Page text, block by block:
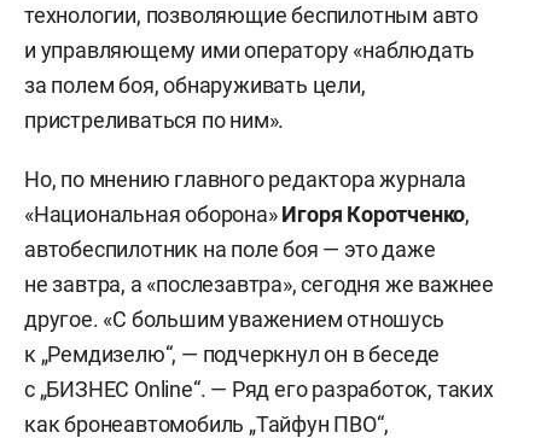
технологии, позволяющие беспилотным авто
и управляющему ими оператору «наблюдать
за полем боя, обнаруживать цели,
пристреливаться по ним».
Но, по мнению главного редактора журнала
«Национальная оборона»Игоря Коротченко,
автобеспилотник на поле боя — это даже
не завтра, а «послезавтра», сегодня же важнее
другое. «С большим уважением отношусь
к „Ремдизелю“, — подчеркнул он в беседе
с „БИЗНЕС Online“. — Ряд его разработок, таких
как бронеавтомобиль „Тайфун ПВО“,